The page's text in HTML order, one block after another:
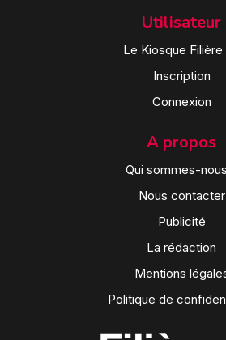
Utilisateur
Le Kiosque Filière
Inscription
Connexion
A propos
Qui sommes-
Nous contacter
Publicité
La rédaction
Mentions
Politique de